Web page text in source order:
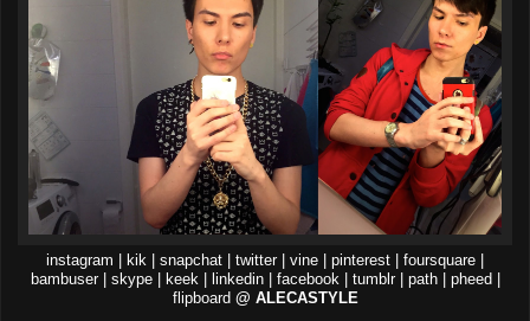
instagram | kik | snapchat | twitter | vine | pinterest | foursquare |
bambuser | skype | keek | linkedin | facebook | tumblr | path | pheed |
flipboard @ ALECASTYLE